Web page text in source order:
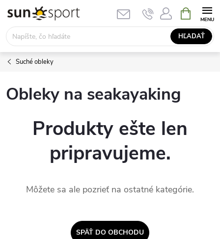
obsah
HĽADAŤ
KOŠÍK
Suché obleky
Obleky na seakayaking
Produkty ešte len
pripravujeme.
Môžete sa ale pozrieť na ostatné kategórie.
SPÄŤ DO OBCHODU